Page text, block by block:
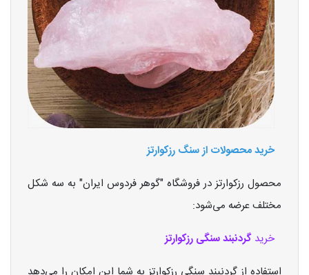
خرید محصولات از سنگ رزکوارتز
محصول رزکوارتز در فروشگاه "گوهر فردوس ایران" به سه شکل
مختلف عرضه می‌شود:
خرید گردنبند سنگی رزکوارتز